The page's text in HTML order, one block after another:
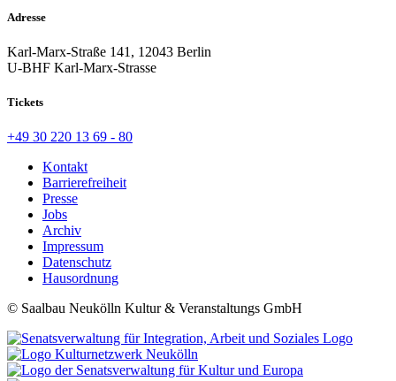
Adresse
Karl-Marx-Straße 141, 12043 Berlin
U-BHF Karl-Marx-Strasse
Tickets
+49 30 220 13 69 - 80
Kontakt
Barrierefreiheit
Presse
Jobs
Archiv
Impressum
Datenschutz
Hausordnung
© Saalbau Neukölln Kultur & Veranstaltungs GmbH